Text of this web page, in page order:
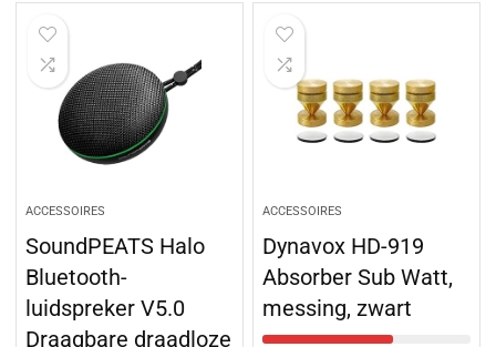
ACCESSOIRES
SoundPEATS Halo
Bluetooth-
luidspreker V5.0
Draagbare draadloze
ACCESSOIRES
Dynavox HD-919
Absorber Sub Watt,
messing, zwart